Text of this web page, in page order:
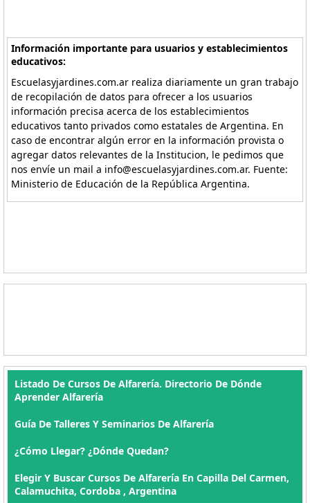
Información importante para usuarios y establecimientos
educativos:
Escuelasyjardines.com.ar realiza diariamente un gran trabajo
de recopilación de datos para ofrecer a los usuarios
información precisa acerca de los establecimientos
educativos tanto privados como estatales de Argentina. En
caso de encontrar algún error en la información provista o
agregar datos relevantes de la Institucion, le pedimos que
nos envíe un mail a info@escuelasyjardines.com.ar. Fuente:
Ministerio de Educación de la República Argentina.
Listado De Cursos De Alfarería. Directorio De Dónde
Aprender Alfarería
Guía De Talleres Y Seminarios De Alfarería
¿Cómo Llegar? ¿Dónde Quedan?
Elegir Y Buscar Cursos De Alfarería En Capilla Del Carmen,
Calamuchita, Cordoba , Argentina